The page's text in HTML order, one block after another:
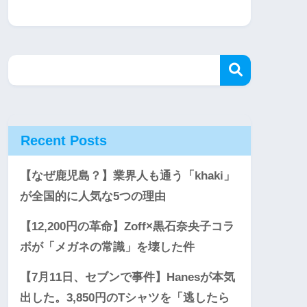
Recent Posts
【なぜ鹿児島？】業界人も通う「khaki」
が全国的に人気な5つの理由
【12,200円の革命】Zoff×黒石奈央子コラ
ボが「メガネの常識」を壊した件
【7月11日、セブンで事件】Hanesが本気
出した。3,850円のTシャツを「逃したら